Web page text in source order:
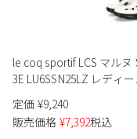
le coq sportif LCS マルヌ
3E LU6SSN25LZ レディ
定価 ¥9,240
販売価格 ¥7,392税込